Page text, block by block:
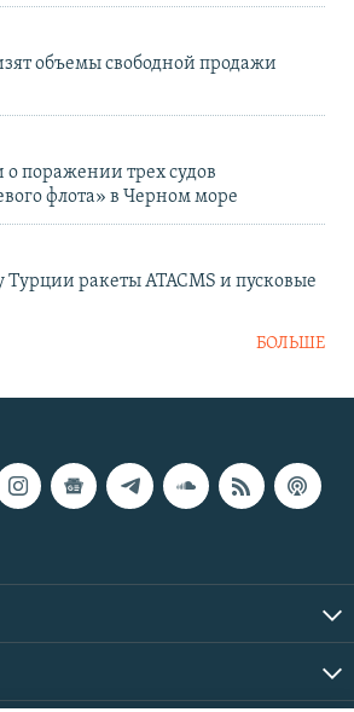
объемы свободной продажи
поражении трех судов
флота» в Черном море
Турции ракеты ATACMS и пусковые
БОЛЬШЕ